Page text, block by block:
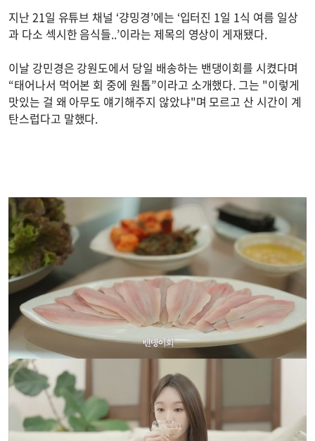
지난 21일 유튜브 채널 ‘걍밍경’에는 ‘입터진 1일 1식 여름 일상
과 다소 섹시한 음식들..’이라는 제목의 영상이 게재됐다.
이날 강민경은 강원도에서 당일 배송하는 밴댕이회를 시켰다며
“태어나서 먹어본 회 중에 원톱”이라고 소개했다. 그는 "이렇게
맛있는 걸 왜 아무도 얘기해주지 않았냐"며 모르고 산 시간이 계
탄스럽다고 말했다.